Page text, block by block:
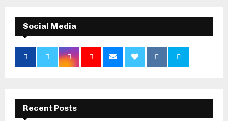
Social Media
Recent Posts